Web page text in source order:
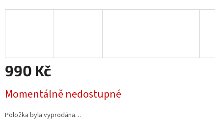
990 Kč
cena:
Momentálně nedostupné
Položka byla vyprodána…